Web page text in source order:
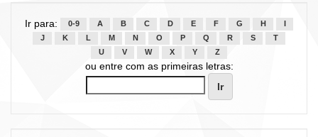
Ir para: 0-9 A B C D E F G H
J
K L M N O P Q R S
T
U
V W X Y Z
ou entre com as primeiras letras: